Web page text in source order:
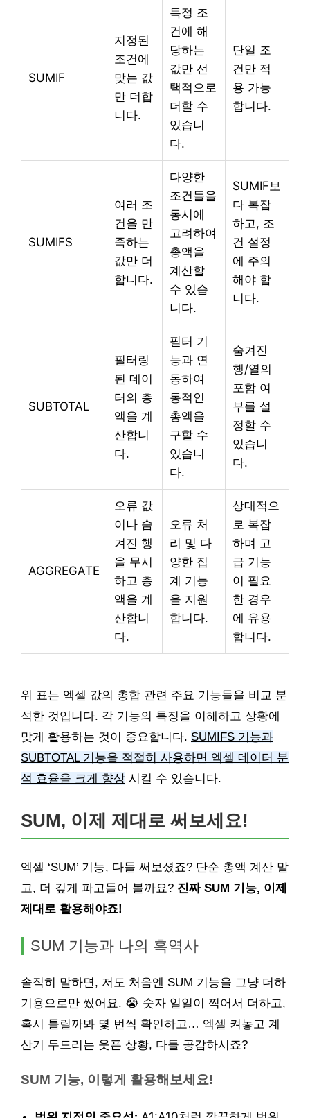
SUMIF
지정된
조건에
맞는 값
만 더합
니다.
특정 조
건에 해
당하는
값만 선
택적으로
더할 수
있습니
다.
단일 조
건만 적
용 가능
합니다.
SUMIFS
여러 조
건을 만
족하는
값만 더
합니다.
다양한
조건들을
동시에
고려하여
총액을
계산할
수 있습
니다.
SUMIF보
다 복잡
하고, 조
건 설정
에 주의
해야 합
니다.
SUBTOTAL
필터링
된 데이
터의 총
액을 계
산합니
다.
필터 기
능과 연
동하여
동적인
총액을
구할 수
있습니
다.
숨겨진
행/열의
포함 여
부를 설
정할 수
있습니
다.
AGGREGATE
오류 값
이나 숨
겨진 행
을 무시
하고 총
액을 계
산합니
다.
오류 처
리 및 다
양한 집
계 기능
을 지원
합니다.
상대적으
로 복잡
하며 고
급 기능
이 필요
한 경우
에 유용
합니다.
위 표는 엑셀 값의 총합 관련 주요 기능들을 비교 분
석한 것입니다. 각 기능의 특징을 이해하고 상황에
맞게 활용하는 것이 중요합니다. SUMIFS 기능과
SUBTOTAL 기능을 적절히 사용하면 엑셀 데이터 분
석 효율을 크게 향상 시킬 수 있습니다.
SUM, 이제 제대로 써보세요!
엑셀 ‘SUM’ 기능, 다들 써보셨죠? 단순 총액 계산 말
고, 더 깊게 파고들어 볼까요? 진짜 SUM 기능, 이제
제대로 활용해야죠!
SUM 기능과 나의 흑역사
솔직히 말하면, 저도 처음엔 SUM 기능을 그냥 더하
기용으로만 썼어요. 😭 숫자 일일이 찍어서 더하고,
혹시 틀릴까봐 몇 번씩 확인하고… 엑셀 켜놓고 계
산기 두드리는 웃픈 상황, 다들 공감하시죠?
SUM 기능, 이렇게 활용해보세요!